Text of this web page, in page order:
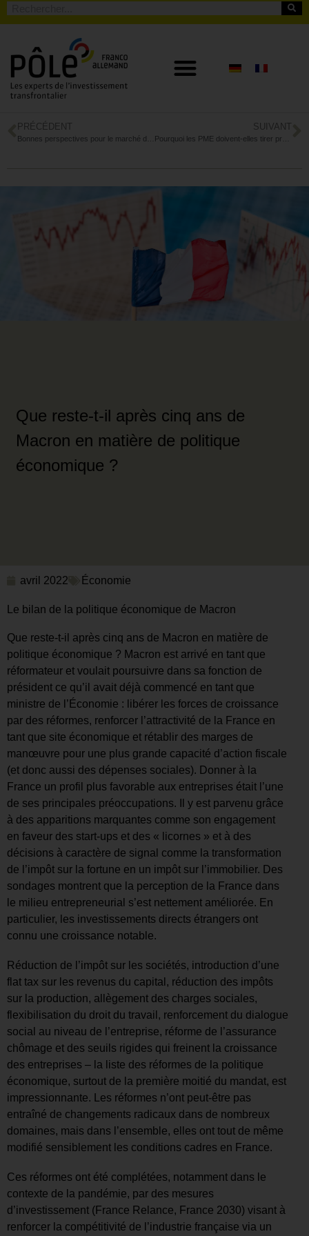
PRÉCÉDENT SUIVANT
Que reste-t-il après cinq ans de
Macron en matière de politique
économique ?
avril 2022 Économie
Le bilan de la politique économique de Macron
Que reste-t-il après cinq ans de Macron en matière de
politique économique ? Macron est arrivé en tant que
réformateur et voulait poursuivre dans sa fonction de
président ce qu’il avait déjà commencé en tant que
ministre de l’Économie : libérer les forces de croissance
par des réformes, renforcer l’attractivité de la France en
tant que site économique et rétablir des marges de
manœuvre pour une plus grande capacité d’action fiscale
(et donc aussi des dépenses sociales). Donner à la
France un profil plus favorable aux entreprises était l’une
de ses principales préoccupations. Il y est parvenu grâce
à des apparitions marquantes comme son engagement
en faveur des start-ups et des « licornes » et à des
décisions à caractère de signal comme la transformation
de l’impôt sur la fortune en un impôt sur l’immobilier. Des
sondages montrent que la perception de la France dans
le milieu entrepreneurial s’est nettement améliorée. En
particulier, les investissements directs étrangers ont
connu une croissance notable.
Réduction de l’impôt sur les sociétés, introduction d’une
flat tax sur les revenus du capital, réduction des impôts
sur la production, allègement des charges sociales,
flexibilisation du droit du travail, renforcement du dialogue
social au niveau de l’entreprise, réforme de l’assurance
chômage et des seuils rigides qui freinent la croissance
des entreprises – la liste des réformes de la politique
économique, surtout de la première moitié du mandat, est
impressionnante. Les réformes n’ont peut-être pas
entraîné de changements radicaux dans de nombreux
domaines, mais dans l’ensemble, elles ont tout de même
modifié sensiblement les conditions cadres en France.
Ces réformes ont été complétées, notamment dans le
contexte de la pandémie, par des mesures
d’investissement (France Relance, France 2030) visant à
renforcer la compétitivité de l’industrie française via un